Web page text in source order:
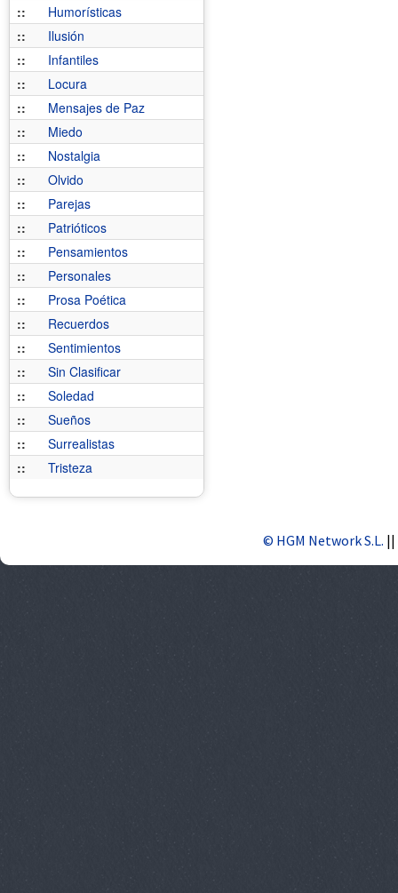
::
Humorísticas
::
Ilusión
::
Infantiles
::
Locura
::
Mensajes de Paz
::
Miedo
::
Nostalgia
::
Olvido
::
Parejas
::
Patrióticos
::
Pensamientos
::
Personales
::
Prosa Poética
::
Recuerdos
::
Sentimientos
::
Sin Clasificar
::
Soledad
::
Sueños
::
Surrealistas
::
Tristeza
© HGM Network S.L. ||